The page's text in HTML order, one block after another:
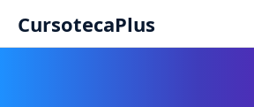
CursotecaPlus